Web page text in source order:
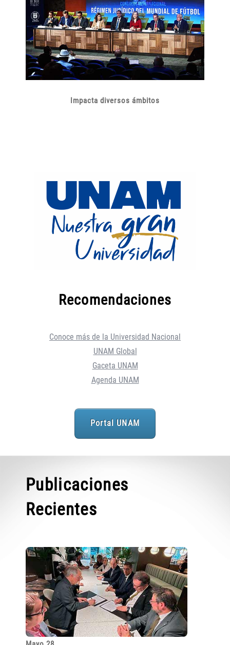
Impacta diversos ámbitos
Recomendaciones
Conoce más de la Universidad Nacional
UNAM Global
Gaceta UNAM
Agenda UNAM
Portal UNAM
Publicaciones
Recientes